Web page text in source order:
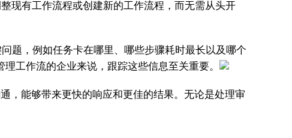
现有工作流程或创建新的工作流程，而无需从头开
题，例如任务卡在哪里、哪些步骤耗时最长以及哪个
工作流的企业来说，跟踪这些信息至关重要。
，能够带来更快的响应和更佳的结果。无论是处理审